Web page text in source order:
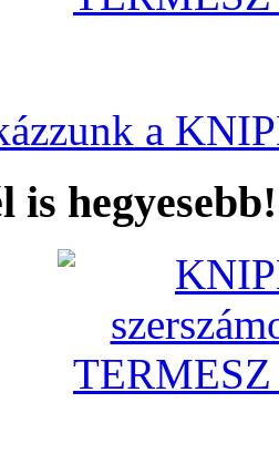
a
is hegyesebb!